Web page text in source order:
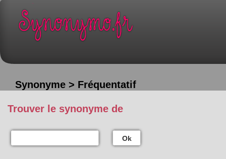
Synonyme > Fréquentatif
Trouver le synonyme de
Ok